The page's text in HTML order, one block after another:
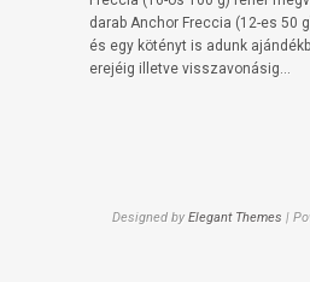
darab Anchor Freccia (12-es 50
és egy kötényt is adunk
erejéig illetve visszavonásig...
Designed by Elegant Themes |